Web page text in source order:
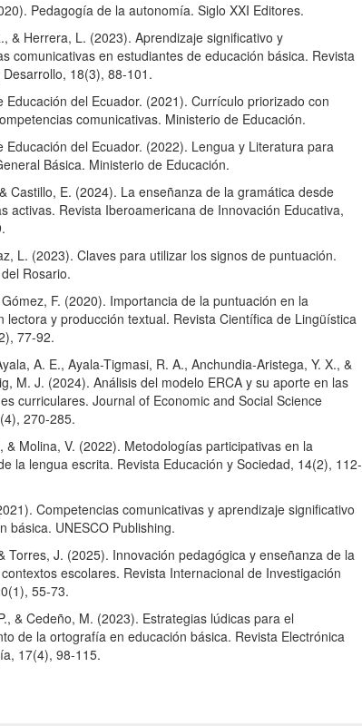
Pedagogía de la autonomía. Siglo XXI Editores.
& Herrera, L. (2023). Aprendizaje significativo y
comunicativas en estudiantes de educación básica. Revista
Desarrollo, 18(3), 88-101.
Educación del Ecuador. (2021). Currículo priorizado con
comunicativas. Ministerio de Educación.
Educación del Ecuador. (2022). Lengua y Literatura para
Básica. Ministerio de Educación.
Castillo, E. (2024). La enseñanza de la gramática desde
activas. Revista Iberoamericana de Innovación Educativa,
L. (2023). Claves para utilizar los signos de puntuación.
Rosario.
F. (2020). Importancia de la puntuación en la
lectora y producción textual. Revista Científica de Lingüística
77-92.
A. E., Ayala-Tigmasi, R. A., Anchundia-Aristega, Y. X., &
M. J. (2024). Análisis del modelo ERCA y su aporte en las
curriculares. Journal of Economic and Social Science
270-285.
& Molina, V. (2022). Metodologías participativas en la
la lengua escrita. Revista Educación y Sociedad, 14(2), 112-
Competencias comunicativas y aprendizaje significativo
básica. UNESCO Publishing.
Torres, J. (2025). Innovación pedagógica y enseñanza de la
escolares. Revista Internacional de Investigación
55-73.
& Cedeño, M. (2023). Estrategias lúdicas para el
de la ortografía en educación básica. Revista Electrónica
17(4), 98-115.